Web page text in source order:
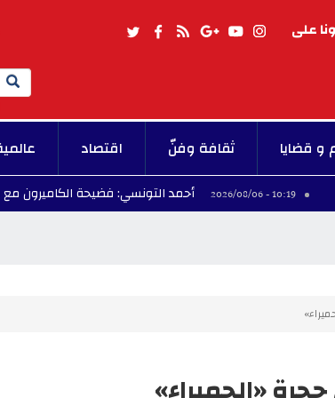
على
Search
و قضايا ثقافة وفنّ اقتصاد
10:19 - أحمد التونسي: فضيحة الكاميرون مع